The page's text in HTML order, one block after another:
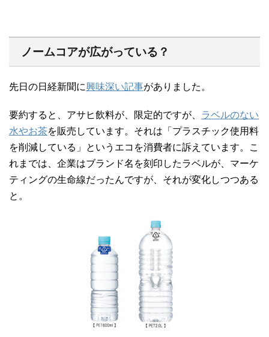
ノームコアが広がっている？
先日の日経新聞に興味深い記事がありました。
要約すると、アサヒ飲料が、限定的ですが、 ラベルのない
水やお茶を販売しています。それは「プラスチック使用料
を削減している」というエコを消費者に訴えています。こ
れまでは、企業はブランド名を刻印したラベルが、マーケ
ティングの生命線だったんですが、それが変化しつつある
と。